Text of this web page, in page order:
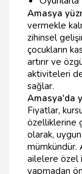
Amasya
vermekle
zihinsel
çocukların
artırır ve
aktiviteleri
sağlar.
Amasya'da
Fiyatlar,
özelliklerine
olarak,
mümkündür.
ailelere özel
yapmadan